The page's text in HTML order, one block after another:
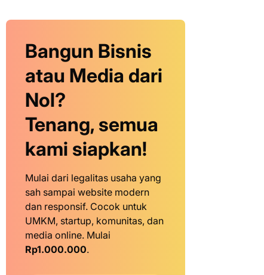
Bangun Bisnis
atau Media dari
Nol?
Tenang, semua
kami siapkan!
Mulai dari legalitas usaha yang
sah sampai website modern
dan responsif. Cocok untuk
UMKM, startup, komunitas, dan
media online. Mulai
Rp1.000.000.